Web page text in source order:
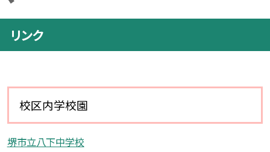
リンク
校区内学校園
堺市立八下中学校